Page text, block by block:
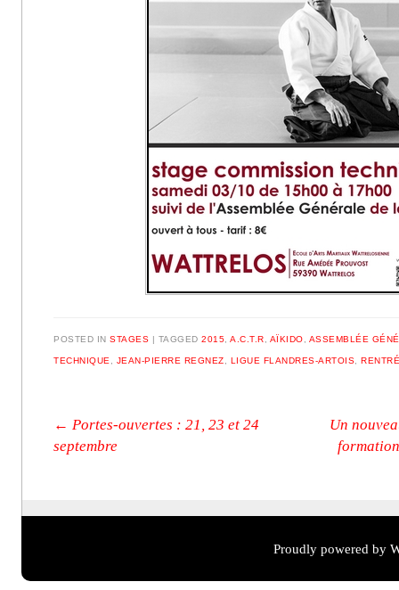
POSTED INSTAGES | TAGGED2015 ,A.C.T.R AÏKIDO ASSEMBLÉE
TECHNIQUE JEAN-PIERRE REGNEZ LIGUE FLANDRES-ARTOIS ,
Post navigation
← Portes-ouvertes : 21, 23 et 24
septembre
Un
Proudly powered by